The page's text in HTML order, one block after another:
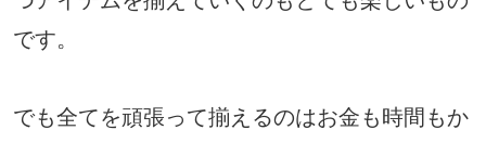
です。
でも全てを頑張って揃えるのはお金も時間もか